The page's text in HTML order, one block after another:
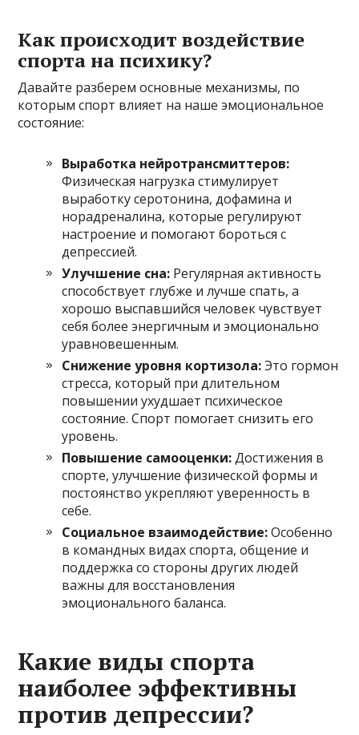
Как происходит воздействие
спорта на психику?
Давайте разберем основные механизмы, по
которым спорт влияет на наше эмоциональное
состояние:
Выработка нейротрансмиттеров:
Физическая нагрузка стимулирует
выработку серотонина, дофамина и
норадреналина, которые регулируют
настроение и помогают бороться с
депрессией.
Улучшение сна: Регулярная активность
способствует глубже и лучше спать, а
хорошо выспавшийся человек чувствует
себя более энергичным и эмоционально
уравновешенным.
Снижение уровня кортизола:Это гормон
стресса, который при длительном
повышении ухудшает психическое
состояние. Спорт помогает снизить его
уровень.
Повышение самооценки:Достижения в
спорте, улучшение физической формы и
постоянство укрепляют уверенность в
себе.
Социальное взаимодействие:Особенно
в командных видах спорта, общение и
поддержка со стороны других людей
важны для восстановления
эмоционального баланса.
Какие виды спорта
наиболее эффективны
против депрессии?